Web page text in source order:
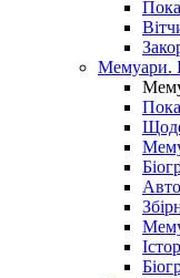
Мемуари.